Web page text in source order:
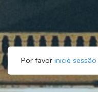
Por favor inicie sessão